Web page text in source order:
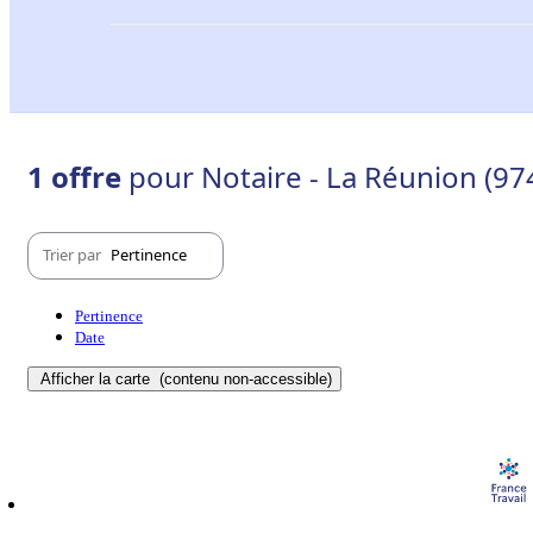
1 offre pour Notaire - La Réunion
Trier par Pertinence
Pertinence
Date
Afficher la carte (contenu non-accessible)